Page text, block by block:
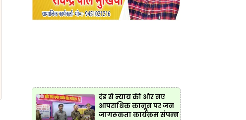
दंड से न्याय की ओर नए
आपराधिक कानून पर जन
जागरूकता कार्यक्रम संपन्न